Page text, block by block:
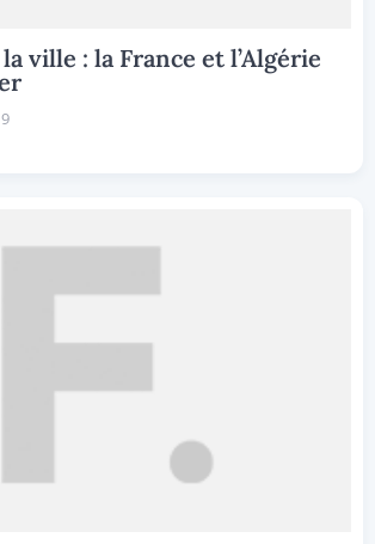
ville : la France et l’Algérie